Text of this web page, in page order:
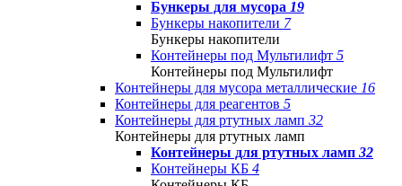
Бункеры для мусора 19
Бункеры накопители 7
Бункеры накопители
Контейнеры под Мультилифт 5
Контейнеры под Мультилифт
Контейнеры для мусора металлические 16
Контейнеры для реагентов 5
Контейнеры для ртутных ламп 32
Контейнеры для ртутных ламп
Контейнеры для ртутных ламп 32
Контейнеры КБ 4